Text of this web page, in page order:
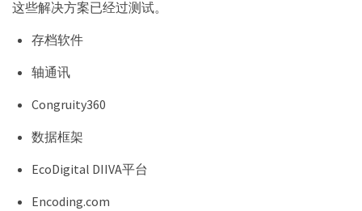
这些解决方案已经过测试。
存档软件
轴通讯
Congruity360
数据框架
EcoDigital DIIVA平台
Encoding.com